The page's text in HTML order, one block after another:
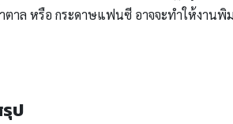
าล หรือ กระดาษแฟนซี อาจจะทำให้งาน
ป